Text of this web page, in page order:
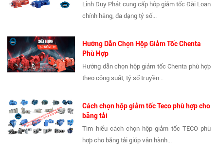
Linh Duy Phát cung cấp hộp giảm tốc Đài Loan
chính hãng, đa dạng tỷ số...
Hướng Dẫn Chọn Hộp Giảm Tốc Chenta
Phù Hợp
Hướng dẫn chọn hộp giảm tốc Chenta phù hợp
theo công suất, tỷ số truyền...
Cách chọn hộp giảm tốc Teco phù hợp cho
băng tải
Tìm hiểu cách chọn hộp giảm tốc TECO phù
hợp cho băng tải giúp vận hành...